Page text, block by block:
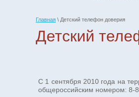
Главная \ Детский телефон доверия
Детский
С 1 сентября 2010 года на
общероссийским номером: 8-